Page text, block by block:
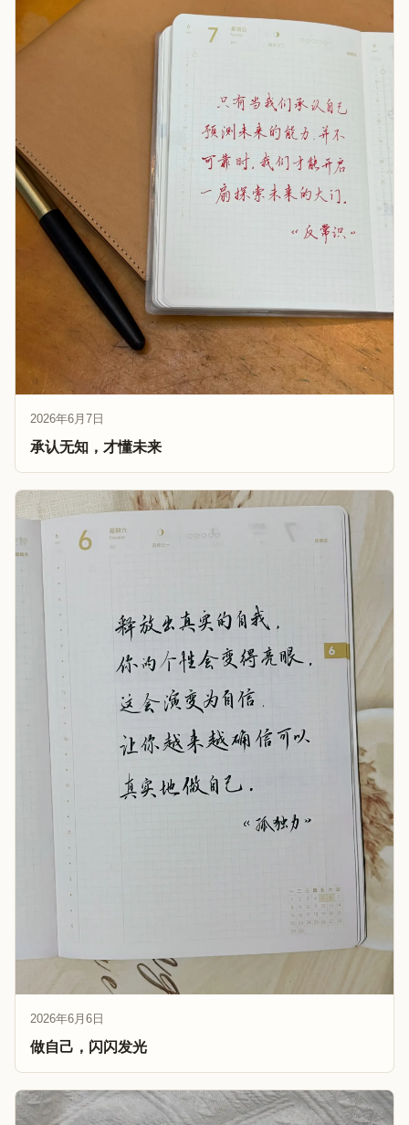
2026年6月7日
承认无知，才懂未来
2026年6月6日
做自己，闪闪发光